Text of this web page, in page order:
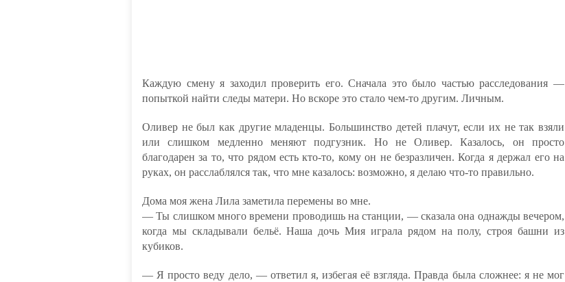
Каждую смену я заходил проверить его. Сначала это было частью расследования —
попыткой найти следы матери. Но вскоре это стало чем-то другим. Личным.
Оливер не был как другие младенцы. Большинство детей плачут, если их не так взяли
или слишком медленно меняют подгузник. Но не Оливер. Казалось, он просто
благодарен за то, что рядом есть кто-то, кому он не безразличен. Когда я держал его на
руках, он расслаблялся так, что мне казалось: возможно, я делаю что-то правильно.
Дома моя жена Лила заметила перемены во мне.
— Ты слишком много времени проводишь на станции, — сказала она однажды вечером,
когда мы складывали бельё. Наша дочь Мия играла рядом на полу, строя башни из
кубиков.
— Я просто веду дело, — ответил я, избегая её взгляда. Правда была сложнее: я не мог